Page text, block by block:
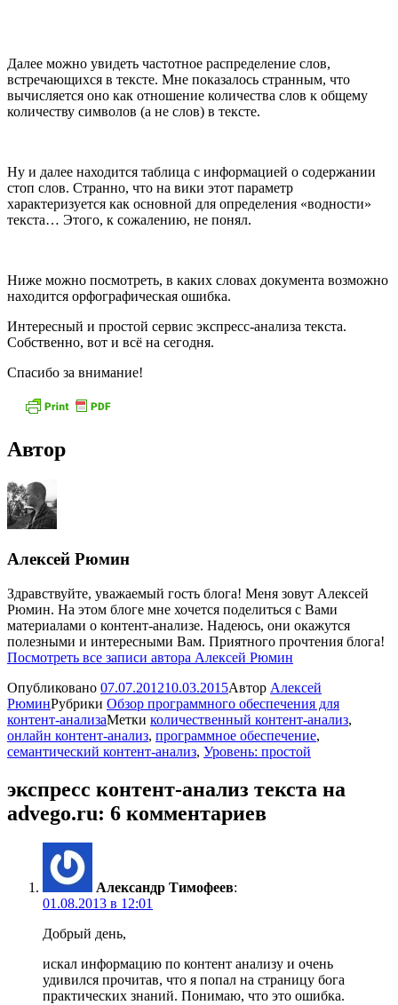
Далее можно увидеть частотное распределение слов,
встречающихся в тексте. Мне показалось странным, что
вычисляется оно как отношение количества слов к общему
количеству символов (а не слов) в тексте.
Ну и далее находится таблица с информацией о содержании
стоп слов. Странно, что на вики этот параметр
характеризуется как основной для определения «водности»
текста… Этого, к сожалению, не понял.
Ниже можно посмотреть, в каких словах документа возможно
находится орфографическая ошибка.
Интересный и простой сервис экспресс-анализа текста.
Собственно, вот и всё на сегодня.
Спасибо за внимание!
Автор
Алексей Рюмин
Здравствуйте, уважаемый гость блога! Меня зовут Алексей
Рюмин. На этом блоге мне хочется поделиться с Вами
материалами о контент-анализе. Надеюсь, они окажутся
полезными и интересными Вам. Приятного прочтения блога!
Посмотреть все записи автора Алексей Рюмин
Опубликовано 07.07.201210.03.2015Автор Алексей
РюминРубрики Обзор программного обеспечения для
контент-анализаМетки количественный контент-анализ,
онлайн контент-анализ, программное обеспечение,
семантический контент-анализ, Уровень: простой
экспресс контент-анализ текста на
advego.ru: 6 комментариев
Александр Тимофеев:
01.08.2013 в 12:01
Добрый день,
искал информацию по контент анализу и очень
удивился прочитав, что я попал на страницу бога
практических знаний. Понимаю, что это ошибка.